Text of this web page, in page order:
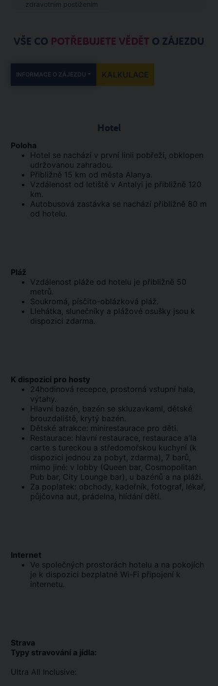
zdravotním postižením
VŠE CO POTŘEBUJETE VĚDĚT O ZÁJEZDU
INFORMACE O ZÁJEZDU KALKULACE
Hotel
Poloha
Hotel se nachází v první linii pobřeží, obklopen
udržovanou zahradou.
Přibližně 15 km od města Alanya.
Vzdálenost od letiště v Antalyi je přibližně 120
km.
Autobusová zastávka se nachází přibližně 80 m
od hotelu.
Pláž
Vzdálenost pláže od hotelu je přibližně 50
metrů.
Soukromá, písčito-oblázková pláž.
Llehátka, slunečníky a plážové osušky jsou k
dispozici zdarma.
K dispozici pro hosty
24hodinová recepce, prostorná vstupní hala,
výtahy.
Hlavní bazén, bazén se skluzavkami, dětské
brouzdaliště, krytý bazén.
Dětské atrakce: minirestaurace pro děti.
Restaurace: hlavní restaurace, restaurace a'la
carte s tureckou a středomořskou kuchyní (k
dispozici jednou za pobyt, zdarma), 7 barů,
mimo jiné: v lobby (Queen bar, Cosmopolitan
Pub bar, City Lounge bar), u bazénů a na pláži.
Za poplatek: obchody, kadeřník, fotograf, lékař,
půjčovna aut, prádelna, hlídání dětí.
Internet
Ve společných prostorách hotelu a na pokojích
je k dispozici bezplatné Wi-Fi připojení k
internetu.
Strava
Typy stravování a jídla:
Ultra All Inclusive: